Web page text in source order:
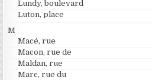
Lundy, boulevard
Luton, place
M
Macé, rue
Macon, rue de
Maldan, rue
Marc, rue du